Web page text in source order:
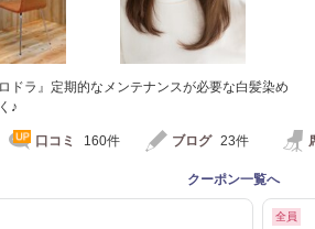
ドラ』定期的なメンテナンスが必要な白髪染め
♪
口コミ 160件 ブログ 23件
クーポン一覧へ
全員